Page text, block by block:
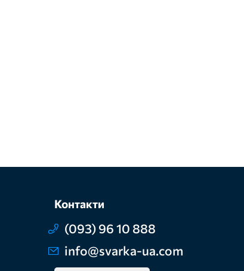
Контакти
(093) 96 10 888
info@svarka-ua.com